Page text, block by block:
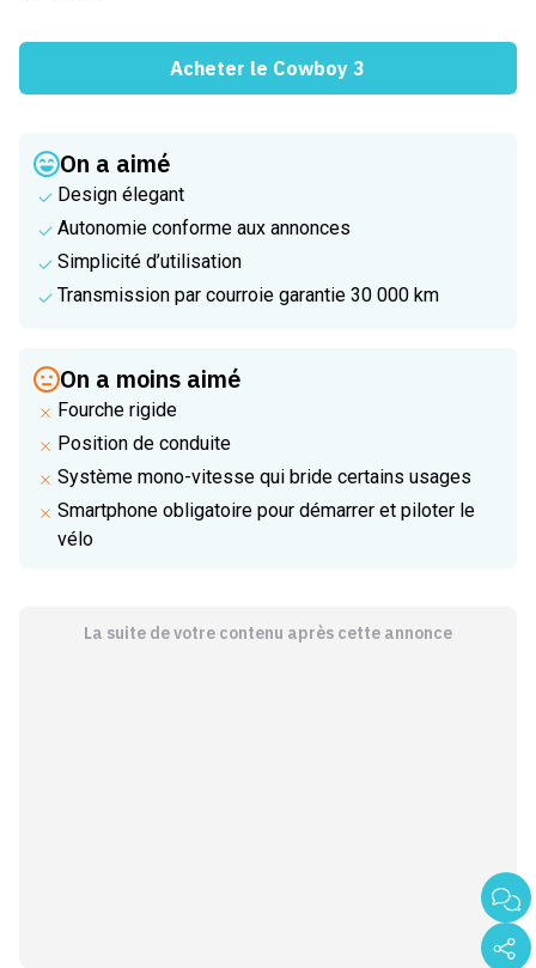
Acheter le Cowboy 3
On a aimé
Design élegant
Autonomie conforme aux annonces
Simplicité d’utilisation
Transmission par courroie garantie 30 000 km
On a moins aimé
Fourche rigide
Position de conduite
Système mono-vitesse qui bride certains usages
Smartphone obligatoire pour démarrer et piloter le
vélo
La suite de votre contenu après cette annonce